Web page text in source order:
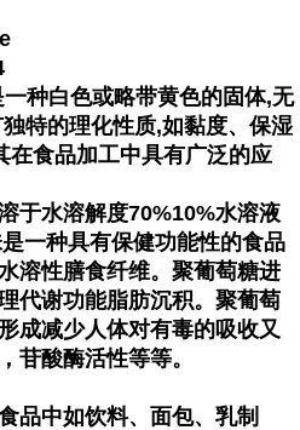
一种白色或略带黄色的固体,无
特的理化性质,如黏度、保湿
在食品加工中具有广泛的应
于水溶解度70%10%水溶液
一种具有保健功能性的食品
溶性膳食纤维。聚葡萄糖进
代谢功能脂肪沉积。聚葡萄
成减少人体对有毒的吸收又
苷酸酶活性等等。
品中如饮料、面包、乳制